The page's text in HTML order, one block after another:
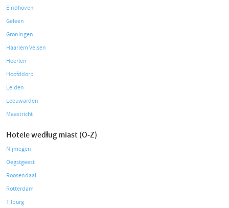
Eindhoven
Geleen
Groningen
Haarlem Velsen
Heerlen
Hoofddorp
Leiden
Leeuwarden
Maastricht
Hotele według miast (O-Z)
Nijmegen
Oegstgeest
Roosendaal
Rotterdam
Tilburg